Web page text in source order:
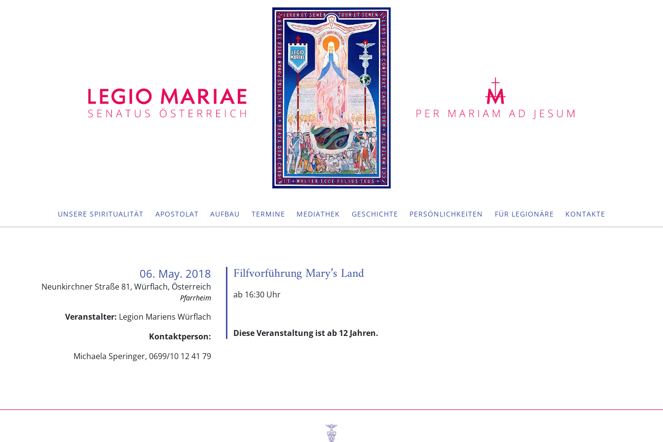
UNSERE SPIRITUALITÄT APOSTOLAT AUFBAU TERMINE MEDIATHEK GESCHICHTE PERSÖNLICHKEITEN FÜR LEGIONÄRE KONTAKTE
06. May. 2018
Neunkirchner Straße 81, Würflach, Österreich
Pfarrheim
Veranstalter: Legion Mariens Würflach
Kontaktperson:
Michaela Speringer, 0699/10 12 41 79
Filfvorführung Mary’s Land
ab 16:30 Uhr
Diese Veranstaltung ist ab 12 Jahren.